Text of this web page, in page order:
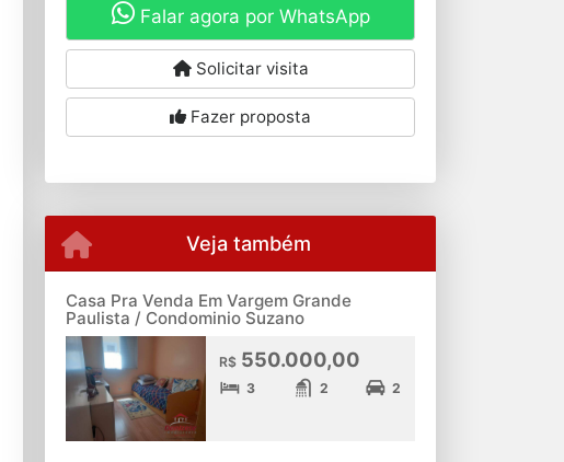
Falar agora por WhatsApp
Solicitar visita
Fazer proposta
Veja também
Casa Pra Venda Em Vargem Grande
Paulista / Condominio Suzano
R$550.000,00
3 2 2